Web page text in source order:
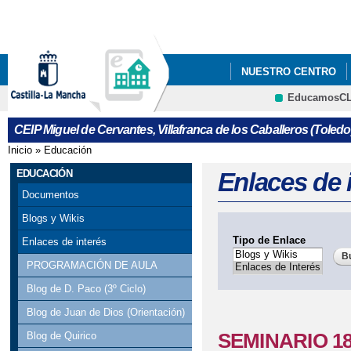
NUESTRO CENTRO
INFÓRMATE
ANEXOS
CARTA A LOS
CONCURSO PARA
ESCOLARES"
ENCUESTA: “PERFIL
AUTISTA
CRFP
CEIP Miguel de Cervantes, Villafranca de los Caballeros
Se encuentra usted aquí
Inicio » Educación
EDUCACIÓN
Documentos
Blogs y Wikis
Enlaces de interés
PROGRAMACIÓN DE AULA
Blog de D. Paco (3º Ciclo)
Blog de Juan de Dios (Orientación)
Blog de Quirico
Enlaces de
Tipo de Enlace
SEMINARIO